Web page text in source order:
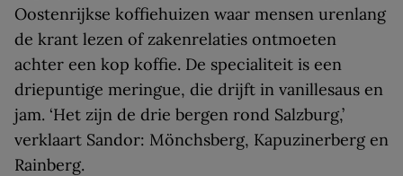
Oostenrijkse koffiehuizen waar mensen urenlang
de krant lezen of zakenrelaties ontmoeten
achter een kop koffie. De specialiteit is een
driepuntige meringue, die drijft in vanillesaus en
jam. ‘Het zijn de drie bergen rond Salzburg,’
verklaart Sandor: Mönchsberg, Kapuzinerberg en
Rainberg.